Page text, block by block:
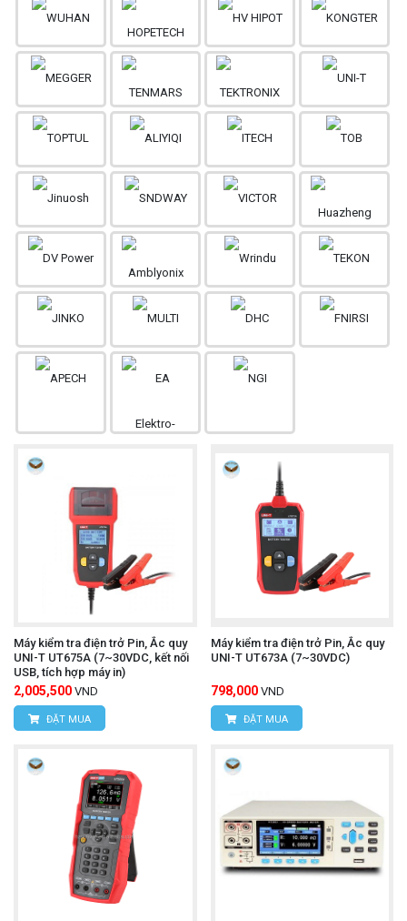
Máy kiểm tra điện trở Pin, Ắc quy
UNI-T UT675A (7~30VDC, kết nối
USB, tích hợp máy in)
2,005,500 VND
ĐẶT MUA
Máy kiểm tra điện trở Pin, Ắc quy
UNI-T UT673A (7~30VDC)
798,000 VND
ĐẶT MUA